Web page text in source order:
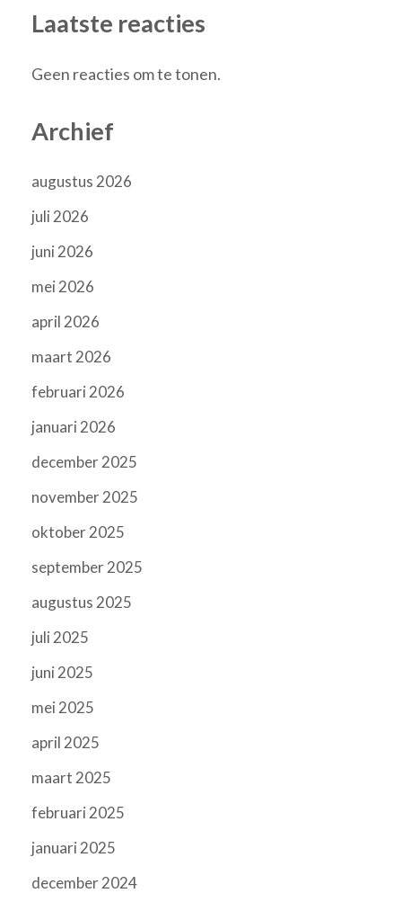
Laatste reacties
Geen reacties om te tonen.
Archief
augustus 2026
juli 2026
juni 2026
mei 2026
april 2026
maart 2026
februari 2026
januari 2026
december 2025
november 2025
oktober 2025
september 2025
augustus 2025
juli 2025
juni 2025
mei 2025
april 2025
maart 2025
februari 2025
januari 2025
december 2024